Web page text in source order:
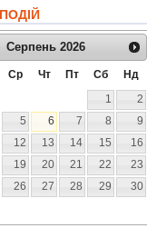
Серпень 2026
Ср Чт Пт Сб
Нд
1
2
5 6 7 8
9
12 13 14 15
16
19 20 21 22
23
26 27 28 29
30